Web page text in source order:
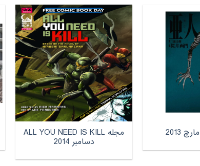
مجله ALL YOU NEED IS KILL
دسامبر 2014